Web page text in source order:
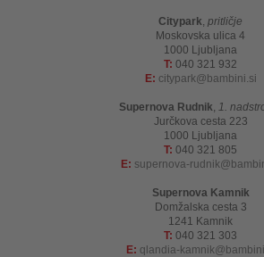
Citypark, pritličje
Moskovska ulica 4
1000 Ljubljana
T: 040 321 932
E: citypark bambini.si
Supernova Rudnik, 1.
Jurčkova cesta 223
1000 Ljubljana
T: 040 321 805
E: supernova-rudnik
Supernova Kamnik
Domžalska cesta 3
1241 Kamnik
T: 040 321 303
E: qlandia-kamnik